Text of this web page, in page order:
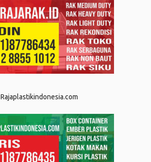
Rajaplastikindonesia.com